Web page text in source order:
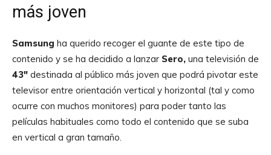
más joven
Samsung ha querido recoger el guante de este tipo de
contenido y se ha decidido a lanzar Sero, una televisión de
43″ destinada al público más joven que podrá pivotar este
televisor entre orientación vertical y horizontal (tal y como
ocurre con muchos monitores) para poder tanto las
películas habituales como todo el contenido que se suba
en vertical a gran tamaño.